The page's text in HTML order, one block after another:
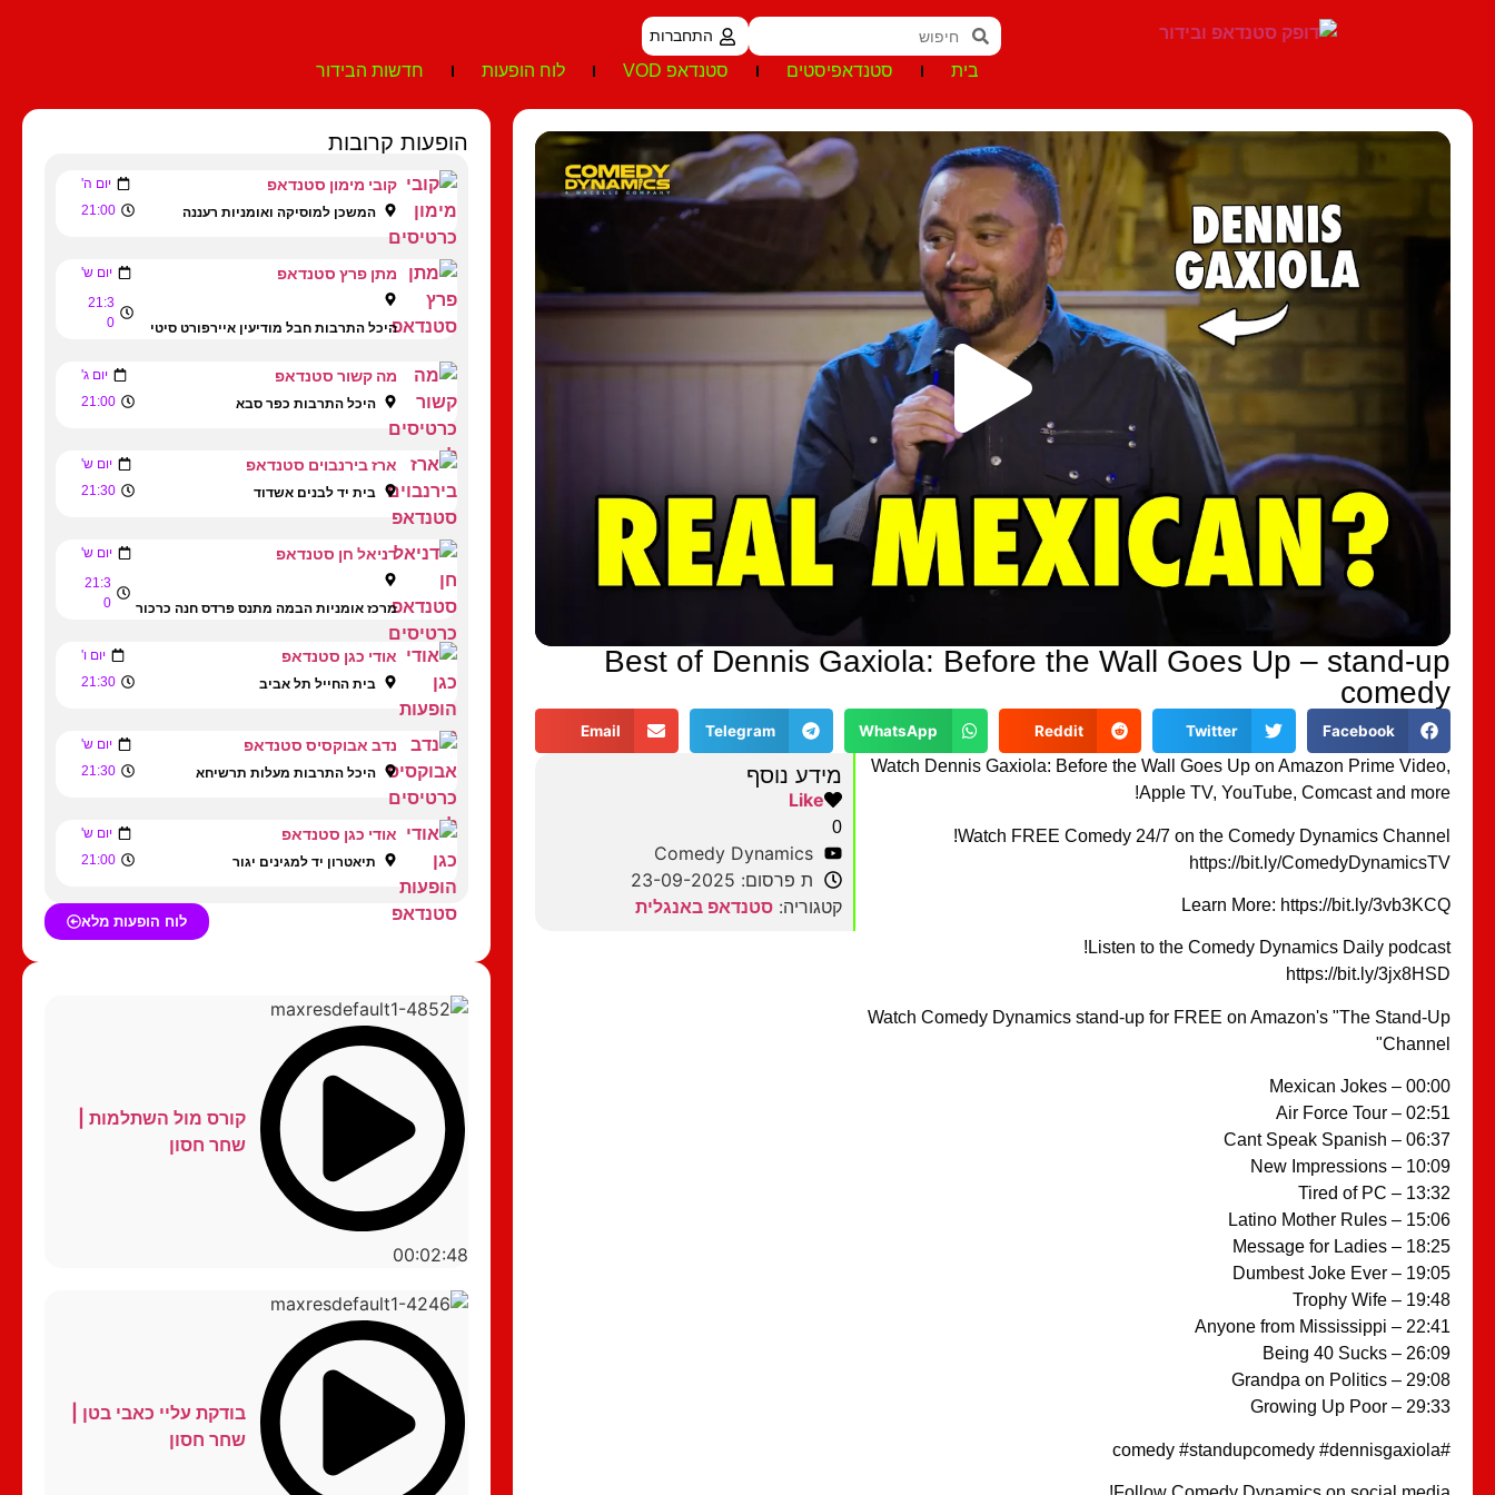
התחברות
בית סטנדאפיסטים סטנדאפ VOD לוח הופעות חדשות הבידור
Best of Dennis Gaxiola: Before the Wall Goes Up – stand-up
comedy
Facebook
Twitter
Reddit
WhatsApp
Telegram
Email
Watch Dennis Gaxiola: Before the Wall Goes Up on Amazon Prime Video,
Apple TV, YouTube, Comcast and more!
Watch FREE Comedy 24/7 on the Comedy Dynamics Channel!
https://bit.ly/ComedyDynamicsTV
Learn More: https://bit.ly/3vb3KCQ
Listen to the Comedy Dynamics Daily podcast!
https://bit.ly/3jx8HSD
Watch Comedy Dynamics stand-up for FREE on Amazon's "The Stand-Up
Channel"
00:00 – Mexican Jokes
02:51 – Air Force Tour
06:37 – Cant Speak Spanish
10:09 – New Impressions
13:32 – Tired of PC
15:06 – Latino Mother Rules
18:25 – Message for Ladies
19:05 – Dumbest Joke Ever
19:48 – Trophy Wife
22:41 – Anyone from Mississippi
26:09 – Being 40 Sucks
29:08 – Grandpa on Politics
29:33 – Growing Up Poor
#comedy #standupcomedy #dennisgaxiola
מידע נוסף
Like
0
Comedy Dynamics
ת פרסום: 23-09-2025
קטגוריה: סטנדאפ באנגלית
הופעות קרובות
קובי מימון סטנדאפ יום ה'
המשכן למוסיקה ואומניות רעננה 21:00
מתן פרץ סטנדאפ יום ש'
היכל התרבות חבל מודיעין איירפורט סיטי
21:3
0
מה קשור סטנדאפ יום ג'
היכל התרבות כפר סבא 21:00
ארז בירנבוים סטנדאפ יום ש'
בית יד לבנים אשדוד 21:30
דניאל חן סטנדאפ יום ש'
מרכז אומניות הבמה מתנס פרדס חנה כרכור
21:3
0
אודי כגן סטנדאפ יום ו'
בית החייל תל אביב 21:30
נדב אבוקסיס סטנדאפ יום ש'
היכל התרבות מעלות תרשיחא 21:30
אודי כגן סטנדאפ יום ש'
תיאטרון יד למגינים יגור 21:00
לוח הופעות מלא
00:02:48
קורס מול השתלמות |
שחר חסון
בודקת עליי כאבי בטן |
שחר חסון